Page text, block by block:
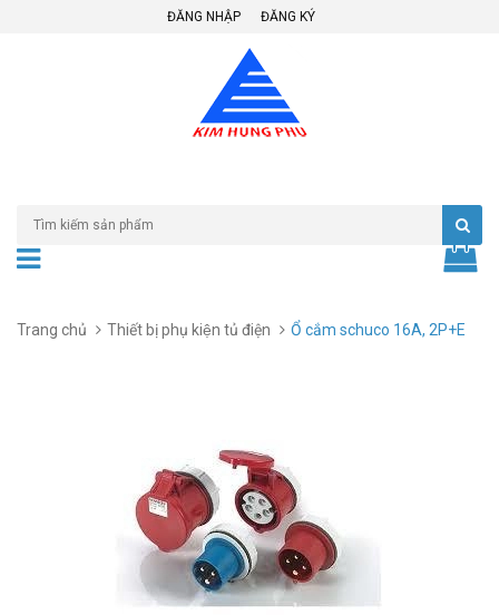
ĐĂNG NHẬP ĐĂNG KÝ
Trang chủ Thiết bị phụ kiện tủ điện Ổ cắm schuco 16A, 2P+E